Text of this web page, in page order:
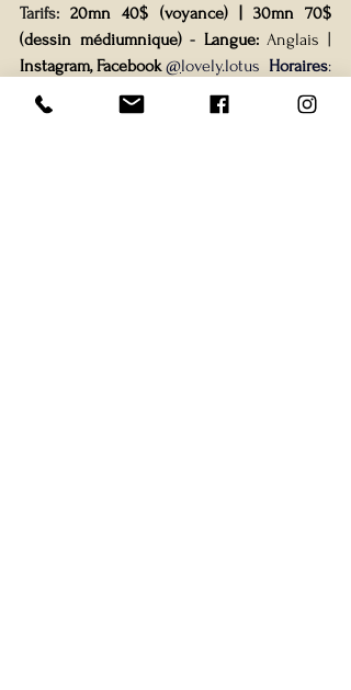
Tarifs: 20mn 40$ (voyance) | 30mn 70$
(dessin médiumnique) - Langue:
Instagram, Facebook @lovely.lotus Horaires:
de 11am à 6:30pm